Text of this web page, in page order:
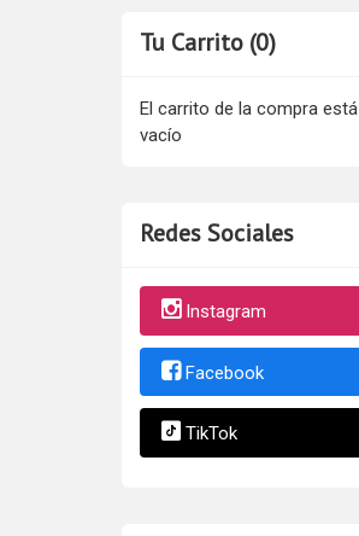
Tu Carrito (0)
El carrito de la compra está
vacío
Redes Sociales
Instagram
Facebook
TikTok